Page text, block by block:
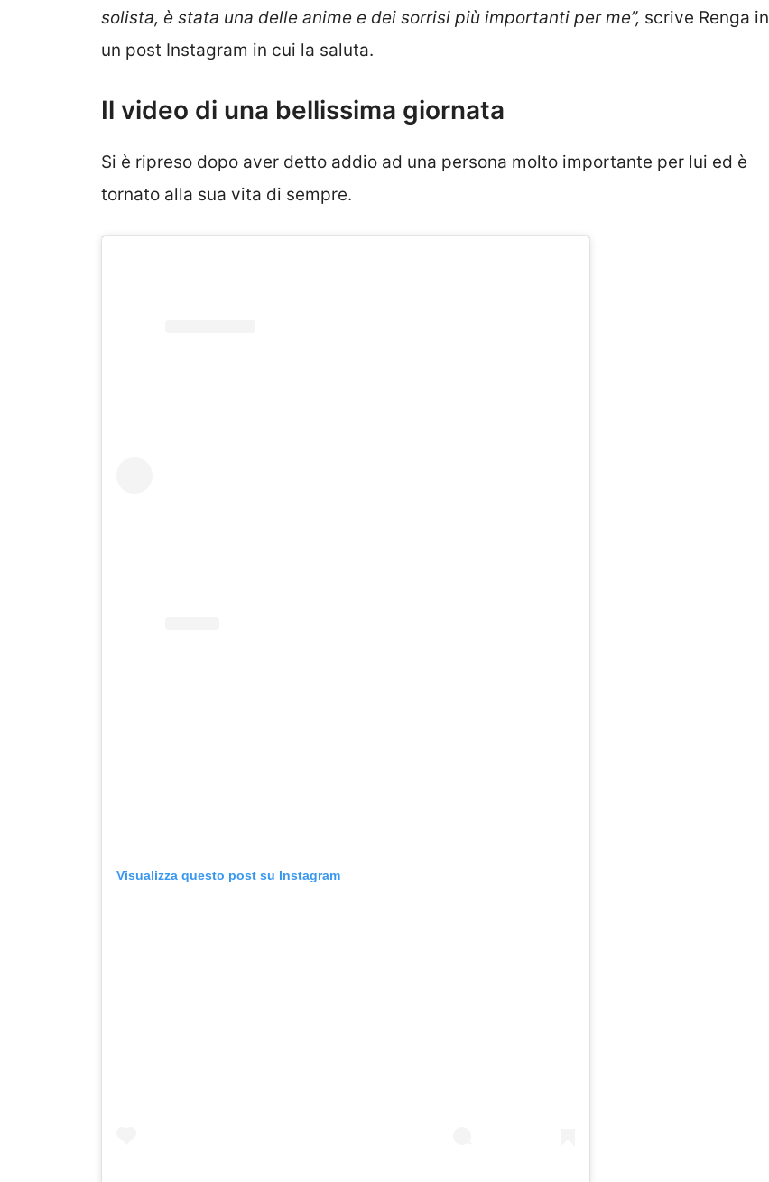
solista, è stata una delle anime e dei sorrisi più importanti per me”, scrive Renga in
un post Instagram in cui la saluta.
Il video di una bellissima giornata
Si è ripreso dopo aver detto addio ad una persona molto importante per lui ed è
tornato alla sua vita di sempre.
Visualizza questo post su Instagram